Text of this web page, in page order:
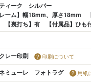
ィーク シルバー
レーム】幅18mm、厚さ18mm
【裏打ち】有 【付属品】ひも
レー印刷 印刷について
ミューレ フォトラグ 用紙